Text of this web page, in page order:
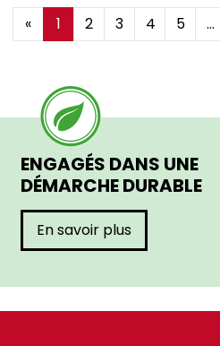
« 1 2 3 4 5 ...
ENGAGÉS DANS UNE
DÉMARCHE DURABLE
En savoir plus